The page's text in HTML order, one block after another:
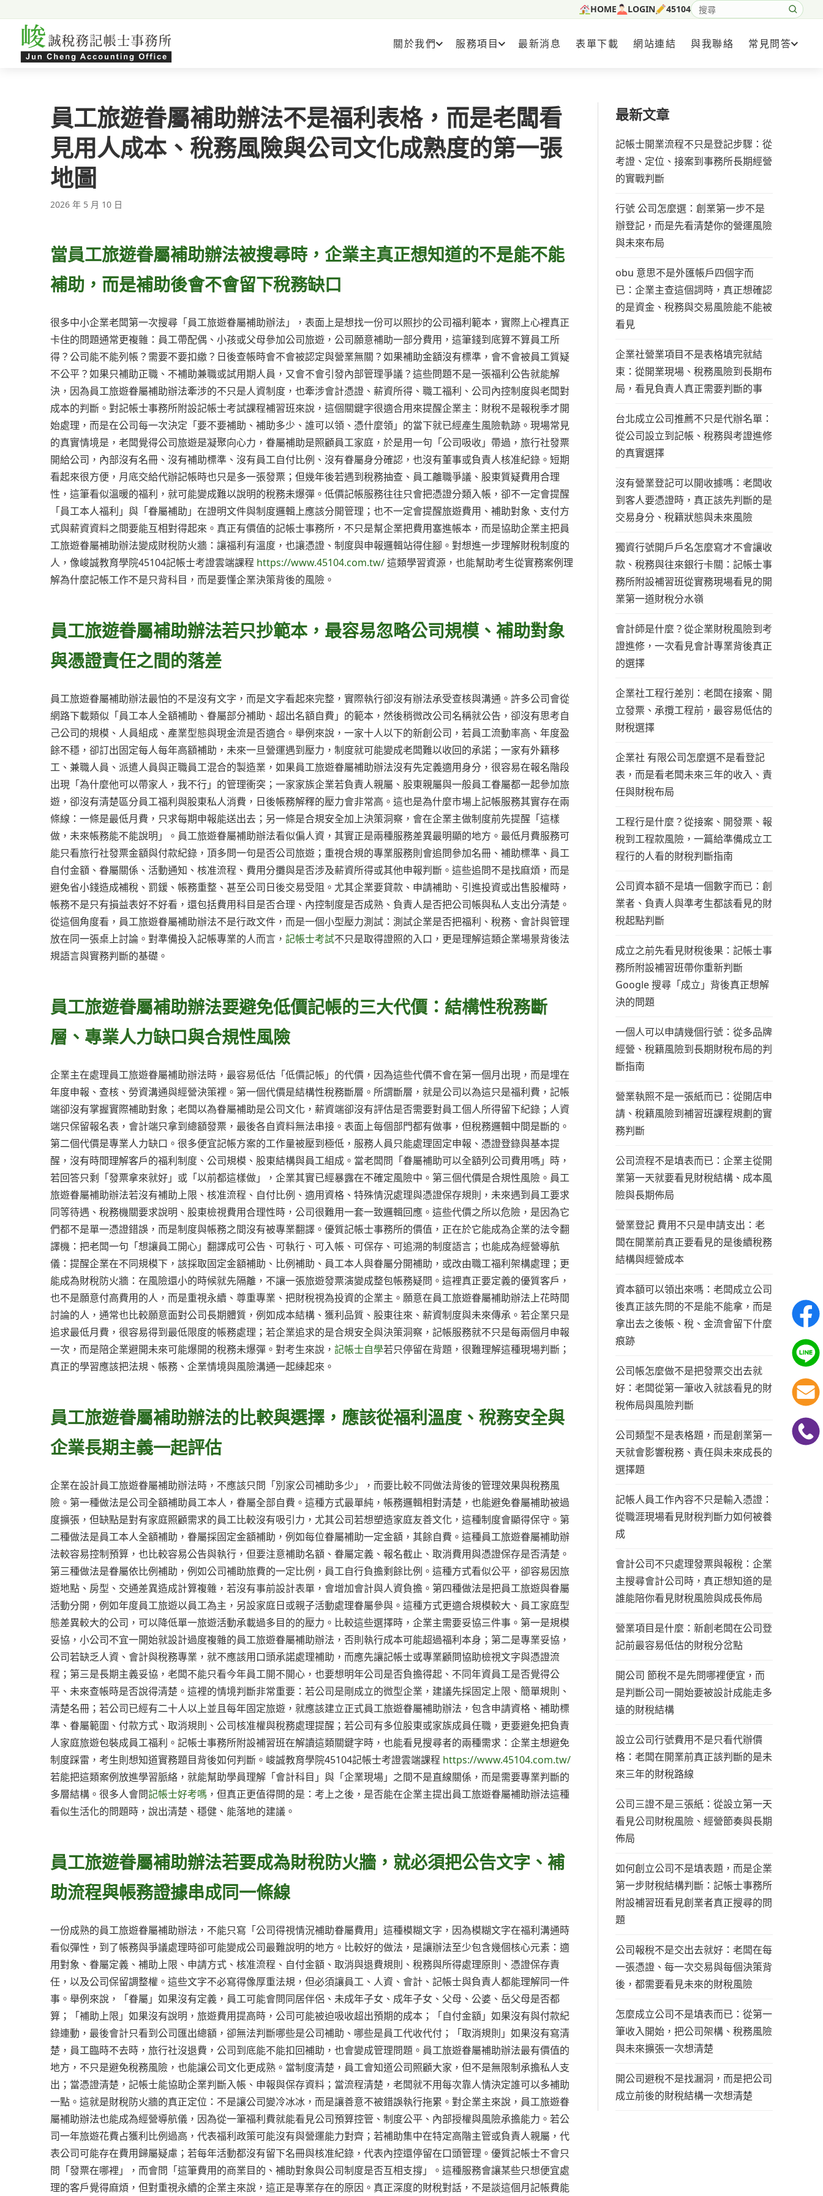
HOME LOGIN 45104
搜尋網站內容
關於我們
服務項目 最新消息 表單下載 網站連結 與我聯絡 常見問答
員工旅遊眷屬補助辦法不是福利表格，而是老闆看
見用人成本、稅務風險與公司文化成熟度的第一張
地圖
2026 年 5 月 10 日
當員工旅遊眷屬補助辦法被搜尋時，企業主真正想知道的不是能不能
補助，而是補助後會不會留下稅務缺口
很多中小企業老闆第一次搜尋「員工旅遊眷屬補助辦法」，表面上是想找一份可以照抄的公司福利範本，實際上心裡真正
卡住的問題通常更複雜：員工帶配偶、小孩或父母參加公司旅遊，公司願意補助一部分費用，這筆錢到底算不算員工所
得？公司能不能列帳？需要不要扣繳？日後查帳時會不會被認定與營業無關？如果補助金額沒有標準，會不會被員工質疑
不公平？如果只補助正職、不補助兼職或試用期人員，又會不會引發內部管理爭議？這些問題不是一張福利公告就能解
決，因為員工旅遊眷屬補助辦法牽涉的不只是人資制度，也牽涉會計憑證、薪資所得、職工福利、公司內控制度與老闆對
成本的判斷。對記帳士事務所附設記帳士考試課程補習班來說，這個關鍵字很適合用來提醒企業主：財稅不是報稅季才開
始處理，而是在公司每一次決定「要不要補助、補助多少、誰可以領、憑什麼領」的當下就已經產生風險軌跡。現場常見
的真實情境是，老闆覺得公司旅遊是凝聚向心力，眷屬補助是照顧員工家庭，於是用一句「公司吸收」帶過，旅行社發票
開給公司，內部沒有名冊、沒有補助標準、沒有員工自付比例、沒有眷屬身分確認，也沒有董事或負責人核准紀錄。短期
看起來很方便，月底交給代辦記帳時也只是多一張發票；但幾年後若遇到稅務抽查、員工離職爭議、股東質疑費用合理
性，這筆看似溫暖的福利，就可能變成難以說明的稅務未爆彈。低價記帳服務往往只會把憑證分類入帳，卻不一定會提醒
「員工本人福利」與「眷屬補助」在證明文件與制度邏輯上應該分開管理；也不一定會提醒旅遊費用、補助對象、支付方
式與薪資資料之間要能互相對得起來。真正有價值的記帳士事務所，不只是幫企業把費用塞進帳本，而是協助企業主把員
工旅遊眷屬補助辦法變成財稅防火牆：讓福利有溫度，也讓憑證、制度與申報邏輯站得住腳。對想進一步理解財稅制度的
人，像峻誠教育學院45104記帳士考證雲端課程 https://www.45104.com.tw/這類學習資源，也能幫助考生從實務案例理
解為什麼記帳工作不是只背科目，而是要懂企業決策背後的風險。
員工旅遊眷屬補助辦法若只抄範本，最容易忽略公司規模、補助對象
與憑證責任之間的落差
員工旅遊眷屬補助辦法最怕的不是沒有文字，而是文字看起來完整，實際執行卻沒有辦法承受查核與溝通。許多公司會從
網路下載類似「員工本人全額補助、眷屬部分補助、超出名額自費」的範本，然後稍微改公司名稱就公告，卻沒有思考自
己公司的規模、人員組成、產業型態與現金流是否適合。舉例來說，一家十人以下的新創公司，若員工流動率高、年度盈
餘不穩，卻訂出固定每人每年高額補助，未來一旦營運遇到壓力，制度就可能變成老闆難以收回的承諾；一家有外籍移
工、兼職人員、派遣人員與正職員工混合的製造業，如果員工旅遊眷屬補助辦法沒有先定義適用身分，很容易在報名階段
出現「為什麼他可以帶家人，我不行」的管理衝突；一家家族企業若負責人親屬、股東親屬與一般員工眷屬都一起參加旅
遊，卻沒有清楚區分員工福利與股東私人消費，日後帳務解釋的壓力會非常高。這也是為什麼市場上記帳服務其實存在兩
條線：一條是最低月費，只求每期申報能送出去；另一條是合規安全加上決策洞察，會在企業主做制度前先提醒「這樣
做，未來帳務能不能說明」。員工旅遊眷屬補助辦法看似偏人資，其實正是兩種服務差異最明顯的地方。最低月費服務可
能只看旅行社發票金額與付款紀錄，頂多問一句是否公司旅遊；重視合規的專業服務則會追問參加名冊、補助標準、員工
自付金額、眷屬關係、活動通知、核准流程、費用分攤與是否涉及薪資所得或其他申報判斷。這些追問不是找麻煩，而是
避免省小錢造成補稅、罰鍰、帳務重整、甚至公司日後交易受阻。尤其企業要貸款、申請補助、引進投資或出售股權時，
帳務不是只有損益表好不好看，還包括費用科目是否合理、內控制度是否成熟、負責人是否把公司帳與私人支出分清楚。
從這個角度看，員工旅遊眷屬補助辦法不是行政文件，而是一個小型壓力測試：測試企業是否把福利、稅務、會計與管理
放在同一張桌上討論。對準備投入記帳專業的人而言， 記帳士考試不只是取得證照的入口，更是理解這類企業場景背後法
規語言與實務判斷的基礎。
員工旅遊眷屬補助辦法要避免低價記帳的三大代價：結構性稅務斷
層、專業人力缺口與合規性風險
企業主在處理員工旅遊眷屬補助辦法時，最容易低估「低價記帳」的代價，因為這些代價不會在第一個月出現，而是埋在
年度申報、查核、勞資溝通與經營決策裡。第一個代價是結構性稅務斷層。所謂斷層，就是公司以為這只是福利費，記帳
端卻沒有掌握實際補助對象；老闆以為眷屬補助是公司文化，薪資端卻沒有評估是否需要對員工個人所得留下紀錄；人資
端只保留報名表，會計端只拿到總額發票，最後各自資料無法串接。表面上每個部門都有做事，但稅務邏輯中間是斷的。
第二個代價是專業人力缺口。很多便宜記帳方案的工作量被壓到極低，服務人員只能處理固定申報、憑證登錄與基本提
醒，沒有時間理解客戶的福利制度、公司規模、股東結構與員工組成。當老闆問「眷屬補助可以全額列公司費用嗎」時，
若回答只剩「發票拿來就好」或「以前都這樣做」，企業其實已經暴露在不確定風險中。第三個代價是合規性風險。員工
旅遊眷屬補助辦法若沒有補助上限、核准流程、自付比例、適用資格、特殊情況處理與憑證保存規則，未來遇到員工要求
同等待遇、稅務機關要求說明、股東檢視費用合理性時，公司很難用一套一致邏輯回應。這些代價之所以危險，是因為它
們都不是單一憑證錯誤，而是制度與帳務之間沒有被專業翻譯。優質記帳士事務所的價值，正在於它能成為企業的法令翻
譯機：把老闆一句「想讓員工開心」翻譯成可公告、可執行、可入帳、可保存、可追溯的制度語言；也能成為經營導航
儀：提醒企業在不同規模下，該採取固定金額補助、比例補助、員工本人與眷屬分開補助，或改由職工福利架構處理；更
能成為財稅防火牆：在風險還小的時候就先隔離，不讓一張旅遊發票演變成整包帳務疑問。這裡真正要定義的優質客戶，
也不是願意付高費用的人，而是重視永續、尊重專業、把財稅視為投資的企業主。願意在員工旅遊眷屬補助辦法上花時間
討論的人，通常也比較願意面對公司長期體質，例如成本結構、獲利品質、股東往來、薪資制度與未來傳承。若企業只是
追求最低月費，很容易得到最低限度的帳務處理；若企業追求的是合規安全與決策洞察，記帳服務就不只是每兩個月申報
一次，而是陪企業避開未來可能爆開的稅務未爆彈。對考生來說， 記帳士自學若只停留在背題，很難理解這種現場判斷；
真正的學習應該把法規、帳務、企業情境與風險溝通一起練起來。
員工旅遊眷屬補助辦法的比較與選擇，應該從福利溫度、稅務安全與
企業長期主義一起評估
企業在設計員工旅遊眷屬補助辦法時，不應該只問「別家公司補助多少」，而要比較不同做法背後的管理效果與稅務風
險。第一種做法是公司全額補助員工本人，眷屬全部自費。這種方式最單純，帳務邏輯相對清楚，也能避免眷屬補助被過
度擴張，但缺點是對有家庭照顧需求的員工比較沒有吸引力，尤其公司若想塑造家庭友善文化，這種制度會顯得保守。第
二種做法是員工本人全額補助，眷屬採固定金額補助，例如每位眷屬補助一定金額，其餘自費。這種員工旅遊眷屬補助辦
法較容易控制預算，也比較容易公告與執行，但要注意補助名額、眷屬定義、報名截止、取消費用與憑證保存是否清楚。
第三種做法是眷屬依比例補助，例如公司補助旅費的一定比例，員工自行負擔剩餘比例。這種方式看似公平，卻容易因旅
遊地點、房型、交通差異造成計算複雜，若沒有事前設計表單，會增加會計與人資負擔。第四種做法是把員工旅遊與眷屬
活動分開，例如年度員工旅遊以員工為主，另設家庭日或親子活動處理眷屬參與。這種方式更適合規模較大、員工家庭型
態差異較大的公司，可以降低單一旅遊活動承載過多目的的壓力。比較這些選擇時，企業主需要妥協三件事。第一是規模
妥協，小公司不宜一開始就設計過度複雜的員工旅遊眷屬補助辦法，否則執行成本可能超過福利本身；第二是專業妥協，
公司若缺乏人資、會計與稅務專業，就不應該用口頭承諾處理補助，而應先讓記帳士或專業顧問協助檢視文字與憑證流
程；第三是長期主義妥協，老闆不能只看今年員工開不開心，也要想明年公司是否負擔得起、不同年資員工是否覺得公
平、未來查帳時是否說得清楚。這裡的情境判斷非常重要：若公司是剛成立的微型企業，建議先採固定上限、簡單規則、
清楚名冊；若公司已經有二十人以上並且每年固定旅遊，就應該建立正式員工旅遊眷屬補助辦法，包含申請資格、補助標
準、眷屬範圍、付款方式、取消規則、公司核准權與稅務處理提醒；若公司有多位股東或家族成員任職，更要避免把負責
人家庭旅遊包裝成員工福利。記帳士事務所附設補習班在解讀這類關鍵字時，也能看見搜尋者的兩種需求：企業主想避免
制度踩雷，考生則想知道實務題目背後如何判斷。峻誠教育學院45104記帳士考證雲端課程 https://www.45104.com.tw/
若能把這類案例放進學習脈絡，就能幫助學員理解「會計科目」與「企業現場」之間不是直線關係，而是需要專業判斷的
多層結構。很多人會問記帳士好考嗎 ，但真正更值得問的是：考上之後，是否能在企業主提出員工旅遊眷屬補助辦法這種
看似生活化的問題時，說出清楚、穩健、能落地的建議。
員工旅遊眷屬補助辦法若要成為財稅防火牆，就必須把公告文字、補
助流程與帳務證據串成同一條線
一份成熟的員工旅遊眷屬補助辦法，不能只寫「公司得視情況補助眷屬費用」這種模糊文字，因為模糊文字在福利溝通時
看似彈性，到了帳務與爭議處理時卻可能變成公司最難說明的地方。比較好的做法，是讓辦法至少包含幾個核心元素：適
用對象、眷屬定義、補助上限、申請方式、核准流程、自付金額、取消與退費規則、稅務與所得處理原則、憑證保存責
任，以及公司保留調整權。這些文字不必寫得像厚重法規，但必須讓員工、人資、會計、記帳士與負責人都能理解同一件
事。舉例來說，「眷屬」如果沒有定義，員工可能會問同居伴侶、未成年子女、成年子女、父母、公婆、岳父母是否都
算；「補助上限」如果沒有說明，旅遊費用提高時，公司可能被迫吸收超出預期的成本；「自付金額」如果沒有與付款紀
錄連動，最後會計只看到公司匯出總額，卻無法判斷哪些是公司補助、哪些是員工代收代付；「取消規則」如果沒有寫清
楚，員工臨時不去時，旅行社沒退費，公司到底能不能扣回補助，也會變成管理問題。員工旅遊眷屬補助辦法最有價值的
地方，不只是避免稅務風險，也能讓公司文化更成熟。當制度清楚，員工會知道公司照顧大家，但不是無限制承擔私人支
出；當憑證清楚，記帳士能協助企業判斷入帳、申報與保存資料；當流程清楚，老闆就不用每次靠人情決定誰可以多補助
一點。這就是財稅防火牆的真正定位：不是讓公司變冷冰冰，而是讓善意不被錯誤執行拖累。對企業主來說，員工旅遊眷
屬補助辦法也能成為經營導航儀，因為從一筆福利費就能看見公司預算控管、制度公平、內部授權與風險承擔能力。若公
司一年旅遊花費占獲利比例過高，代表福利政策可能沒有與營運能力對齊；若補助集中在特定高階主管或負責人親屬，代
表公司可能存在費用歸屬疑慮；若每年活動都沒有留下名冊與核准紀錄，代表內控還停留在口頭管理。優質記帳士不會只
問「發票在哪裡」，而會問「這筆費用的商業目的、補助對象與公司制度是否互相支撐」。這種服務會讓某些只想便宜處
理的客戶覺得麻煩，但對重視永續的企業主來說，這正是專業存在的原因。真正深度的財稅對話，不是談這個月記帳費能
最新文章
記帳士開業流程不只是登記步驟：從
考證、定位、接案到事務所長期經營
的實戰判斷
行號 公司怎麼選：創業第一步不是
辦登記，而是先看清楚你的營運風險
與未來布局
obu 意思不是外匯帳戶四個字而
已：企業主查這個詞時，真正想確認
的是資金、稅務與交易風險能不能被
看見
企業社營業項目不是表格填完就結
束：從開業現場、稅務風險到長期布
局，看見負責人真正需要判斷的事
台北成立公司推薦不只是代辦名單：
從公司設立到記帳、稅務與考證進修
的真實選擇
沒有營業登記可以開收據嗎：老闆收
到客人要憑證時，真正該先判斷的是
交易身分、稅籍狀態與未來風險
獨資行號開戶戶名怎麼寫才不會讓收
款、稅務與往來銀行卡關：記帳士事
務所附設補習班從實務現場看見的開
業第一道財稅分水嶺
會計師是什麼？從企業財稅風險到考
證進修，一次看見會計專業背後真正
的選擇
企業社工程行差別：老闆在接案、開
立發票、承攬工程前，最容易低估的
財稅選擇
企業社 有限公司怎麼選不是看登記
表，而是看老闆未來三年的收入、責
任與財稅布局
工程行是什麼？從接案、開發票、報
稅到工程款風險，一篇給準備成立工
程行的人看的財稅判斷指南
公司資本額不是填一個數字而已：創
業者、負責人與準考生都該看見的財
稅起點判斷
成立之前先看見財稅後果：記帳士事
務所附設補習班帶你重新判斷
Google 搜尋「成立」背後真正想解
決的問題
一個人可以申請幾個行號：從多品牌
經營、稅籍風險到長期財稅布局的判
斷指南
營業執照不是一張紙而已：從開店申
請、稅籍風險到補習班課程規劃的實
務判斷
公司流程不是填表而已：企業主從開
業第一天就要看見財稅結構、成本風
險與長期佈局
營業登記 費用不只是申請支出：老
闆在開業前真正要看見的是後續稅務
結構與經營成本
資本額可以領出來嗎：老闆成立公司
後真正該先問的不是能不能拿，而是
拿出去之後帳、稅、金流會留下什麼
痕跡
公司帳怎麼做不是把發票交出去就
好：老闆從第一筆收入就該看見的財
稅佈局與風險判斷
公司類型不是表格題，而是創業第一
天就會影響稅務、責任與未來成長的
選擇題
記帳人員工作內容不只是輸入憑證：
從職涯現場看見財稅判斷力如何被養
成
會計公司不只處理發票與報稅：企業
主搜尋會計公司時，真正想知道的是
誰能陪你看見財稅風險與成長佈局
營業項目是什麼：新創老闆在公司登
記前最容易低估的財稅分岔點
開公司 節稅不是先問哪裡便宜，而
是判斷公司一開始要被設計成能走多
遠的財稅結構
設立公司行號費用不是只看代辦價
格：老闆在開業前真正該判斷的是未
來三年的財稅路線
公司三證不是三張紙：從設立第一天
看見公司財稅風險、經營節奏與長期
佈局
如何創立公司不是填表題，而是企業
第一步財稅結構判斷：記帳士事務所
附設補習班看見創業者真正搜尋的問
題
公司報稅不是交出去就好：老闆在每
一張憑證、每一次交易與每個決策背
後，都需要看見未來的財稅風險
怎麼成立公司不是填表而已：從第一
筆收入開始，把公司架構、稅務風險
與未來擴張一次想清楚
開公司避稅不是找漏洞，而是把公司
成立前後的財稅結構一次想清楚